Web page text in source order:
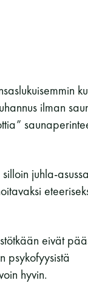
ilman
juhla-
eivät
psykofyysistä
hyvin.